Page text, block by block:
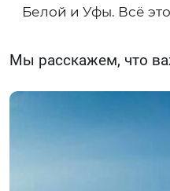
Белой и Уфы. Всё
Мы расскажем, что